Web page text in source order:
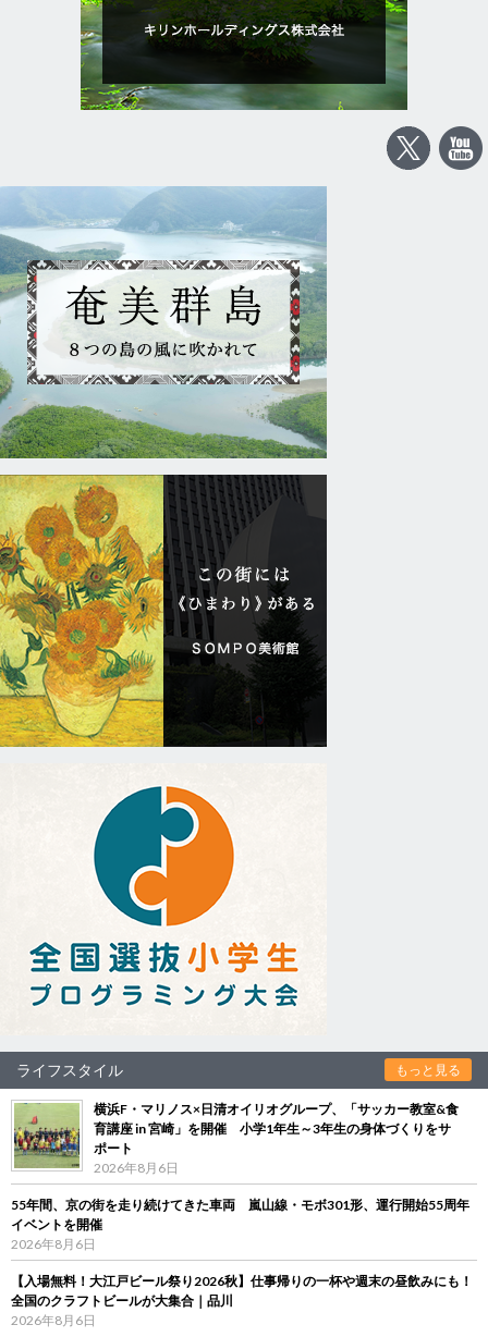
ライフスタイル もっと見る
横浜F・マリノス×日清オイリオグループ、「サッカー教室&食
育講座 in 宮崎」を開催 小学1年生～3年生の身体づくりをサ
ポート
2026年8月6日
55年間、京の街を走り続けてきた車両 嵐山線・モボ301形、運行開始55周年
イベントを開催
2026年8月6日
【入場無料！大江戸ビール祭り2026秋】仕事帰りの一杯や週末の昼飲みにも！
全国のクラフトビールが大集合｜品川
2026年8月6日